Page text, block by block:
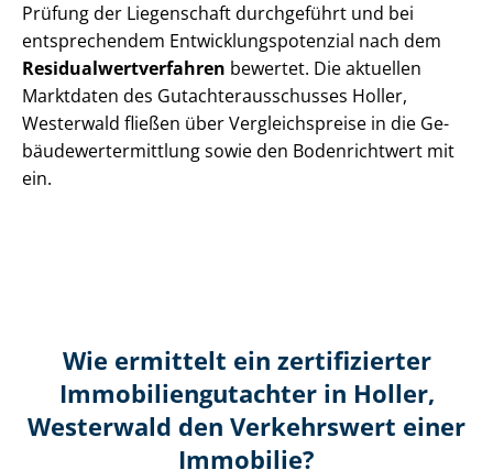
Prüfung der Liegenschaft durchgeführt und bei
entsprechendem Ent­wick­lungs­po­ten­zi­al nach dem
Re­si­du­al­wert­ver­fah­ren bewertet. Die aktuellen
Marktdaten des Gut­ach­ter­aus­schus­ses Holler,
Westerwald fließen über Ver­gleichs­prei­se in die Ge­
bäu­de­wert­ermitt­lung sowie den Bodenrichtwert mit
ein.
Wie ermittelt ein zertifizierter
Immobilien­gutachter in Holler,
Westerwald den Verkehrswert einer
Immobilie?